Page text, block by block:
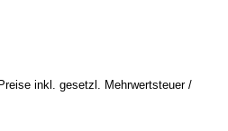
inkl. gesetzl. Mehrwertsteuer /